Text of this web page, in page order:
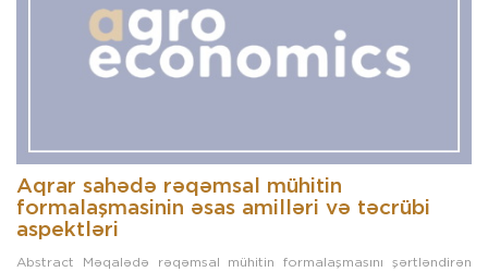
Aqrar sahədə rəqəmsal mühitin
formalaşmasinin əsas amilləri və təcrübi
aspektləri
Abstract Məqalədə rəqəmsal mühitin formalaşmasını şərtləndirən